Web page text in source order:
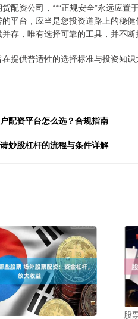
配资公司，**“正规安全”永远应
平台，应当是您投资道路上的稳
存，唯有选择可靠的工具，并不断
在提供普适性的选择标准与投资知
配资平台怎么选？合规指南
炒股杠杆的流程与条件详解
股